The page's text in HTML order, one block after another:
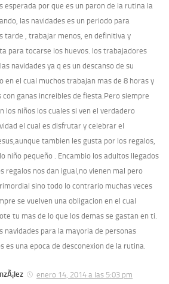
esperada por que es un paron de la rutina la
las navidades es un periodo para
tarde , trabajar menos, en definitiva y
para tocarse los huevos. los trabajadores
navidades ya q es un descanso de su
en el cual muchos trabajan mas de 8 horas y
ganas increibles de fiesta.Pero siempre
los niños los cuales si ven el verdadero
el cual es disfrutar y celebrar el
tambien les gusta por los regalos,
niño pequeño . Encambio los adultos llegados
regalos nos dan igual,no vienen mal pero
sino todo lo contrario muchas veces
se vuelven una obligacion en el cual
tu mas de lo que los demas se gastan en ti.
navidades para la mayoria de personas
es una epoca de desconexion de la rutina.
enero 14, 2014 a las 5:03 pm